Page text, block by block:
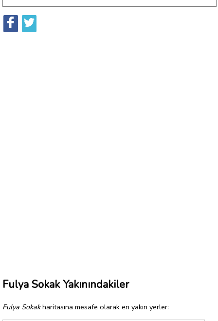
Fulya Sokak Yakınındakiler
Fulya Sokakharitasına mesafe olarak en yakın yerler: